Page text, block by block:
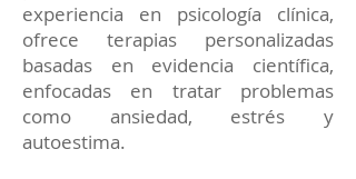
experiencia en psicología clínica,
ofrece terapias personalizadas
basadas en evidencia científica,
enfocadas en tratar problemas
como ansiedad, estrés y
autoestima.